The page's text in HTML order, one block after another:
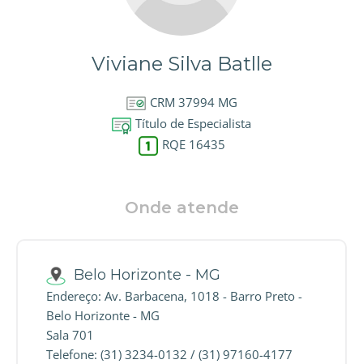
Viviane Silva Batlle
CRM 37994 MG
Título de Especialista
RQE 16435
Onde atende
Belo Horizonte - MG
Endereço: Av. Barbacena, 1018 - Barro Preto -
Belo Horizonte - MG
Sala 701
Telefone: (31) 3234-0132 / (31) 97160-4177